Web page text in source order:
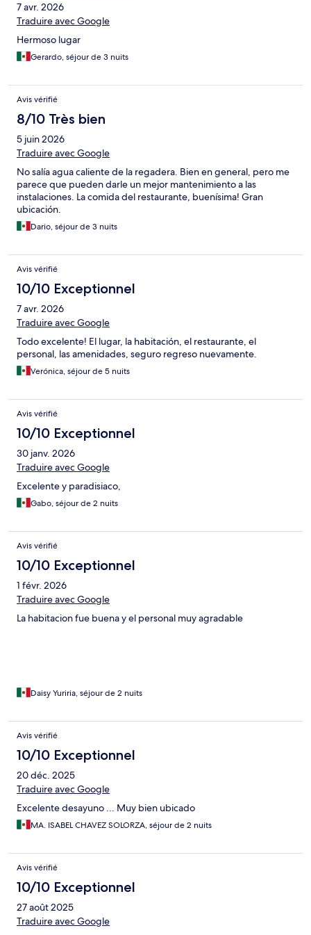
7 avr. 2026
Traduire avec Google
Hermoso lugar
Gerardo, séjour de 3 nuits
Avis vérifié
8/10 Très bien
5 juin 2026
Traduire avec Google
No salía agua caliente de la regadera. Bien en general, pero me
parece que pueden darle un mejor mantenimiento a las
instalaciones. La comida del restaurante, buenísima! Gran
ubicación.
Dario, séjour de 3 nuits
Avis vérifié
10/10 Exceptionnel
7 avr. 2026
Traduire avec Google
Todo excelente! El lugar, la habitación, el restaurante, el
personal, las amenidades, seguro regreso nuevamente.
Verónica, séjour de 5 nuits
Avis vérifié
10/10 Exceptionnel
30 janv. 2026
Traduire avec Google
Excelente y paradisiaco,
Gabo, séjour de 2 nuits
Avis vérifié
10/10 Exceptionnel
1 févr. 2026
Traduire avec Google
La habitacion fue buena y el personal muy agradable
Daisy Yuriria, séjour de 2 nuits
Avis vérifié
10/10 Exceptionnel
20 déc. 2025
Traduire avec Google
Excelente desayuno ... Muy bien ubicado
MA. ISABEL CHAVEZ SOLORZA, séjour de 2 nuits
Avis vérifié
10/10 Exceptionnel
27 août 2025
Traduire avec Google